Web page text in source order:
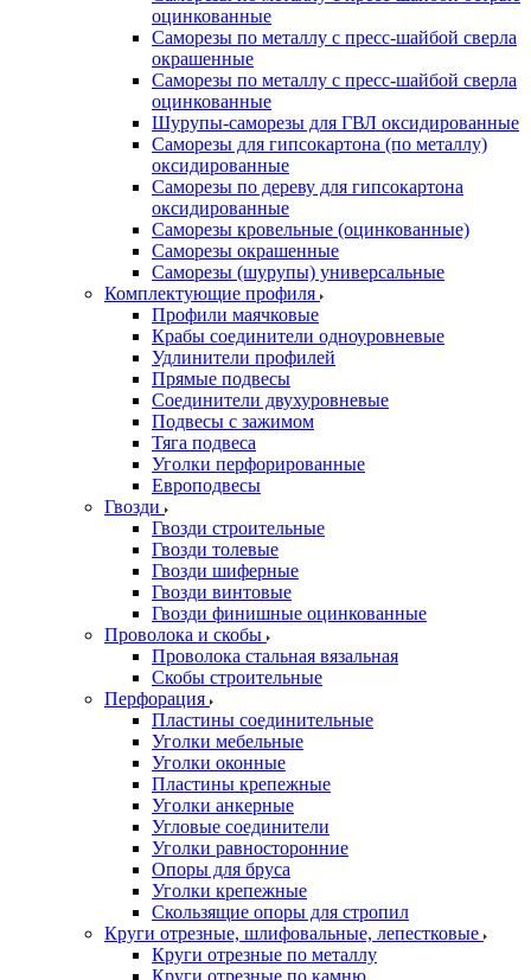
оцинкованные
Саморезы по металлу с пресс-шайбой сверла
окрашенные
Саморезы по металлу с пресс-шайбой сверла
оцинкованные
Шурупы-саморезы для ГВЛ оксидированные
Саморезы для гипсокартона (по металлу)
оксидированные
Саморезы по дереву для гипсокартона
оксидированные
Саморезы кровельные (оцинкованные)
Саморезы окрашенные
Саморезы (шурупы) универсальные
Комплектующие профиля
Профили маячковые
Крабы соединители одноуровневые
Удлинители профилей
Прямые подвесы
Соединители двухуровневые
Подвесы с зажимом
Тяга подвеса
Уголки перфорированные
Европодвесы
Гвозди
Гвозди строительные
Гвозди толевые
Гвозди шиферные
Гвозди винтовые
Гвозди финишные оцинкованные
Проволока и скобы
Проволока стальная вязальная
Скобы строительные
Перфорация
Пластины соединительные
Уголки мебельные
Уголки оконные
Пластины крепежные
Уголки анкерные
Угловые соединители
Уголки равносторонние
Опоры для бруса
Уголки крепежные
Скользящие опоры для стропил
Круги отрезные, шлифовальные, лепестковые
Круги отрезные по металлу
Круги отрезные по камню